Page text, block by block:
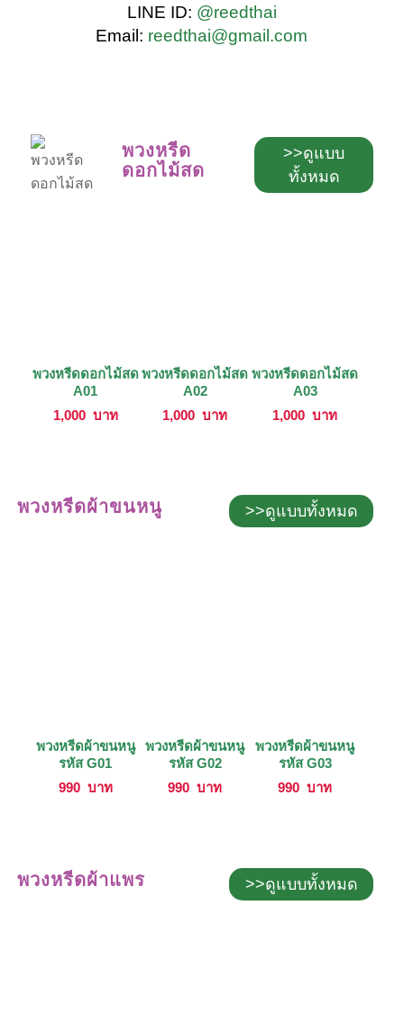
LINE ID: @reedthai
Email: reedthai@gmail.com
พวงหรีด
ดอกไม้สด
>>ดูแบบ
ทั้งหมด
พวงหรีดดอกไม้สด
A01
1,000 บาท
พวงหรีดดอกไม้สด
A02
1,000 บาท
พวงหรีดดอกไม้สด
A03
1,000 บาท
พวงหรีดผ้าขนหนู >>ดูแบบทั้งหมด
พวงหรีดผ้าขนหนู
รหัส G01
990 บาท
พวงหรีดผ้าขนหนู
รหัส G02
990 บาท
พวงหรีดผ้าขนหนู
รหัส G03
990 บาท
พวงหรีดผ้าแพร >>ดูแบบทั้งหมด